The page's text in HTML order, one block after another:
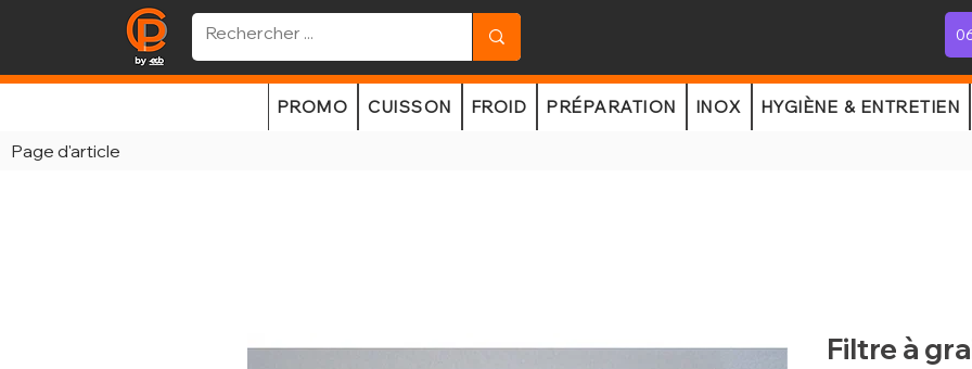
PROMO CUISSON FROID PRÉPARATION INOX HYGIÈNE & ENTRETIEN
Page d'article
Filtre à